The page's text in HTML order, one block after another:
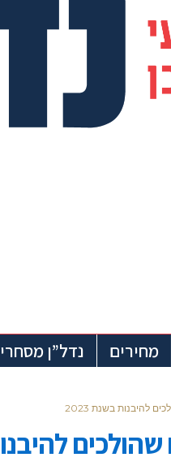
מחירים נדל”ן מסחרי
להיבנות בשנת 2023
להיבנות